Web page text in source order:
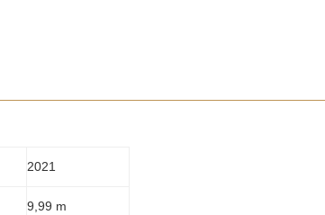
2021
9,99 m